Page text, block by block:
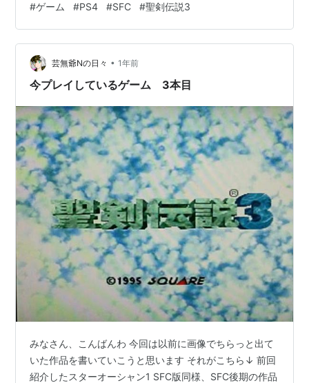
う当時としては少ないジャンル、 そういうこともあって
か結構戦闘システムとしてはガバガバな印象があります
前作の『聖剣伝説2』もそうでしたが、攻撃してもうまく
当たらないというか 攻撃ボタンを押してからのレスポン
スが悪いというかラグが酷いというか 戦闘中の移動も何
#ゲーム #PS4 #SFC #聖剣伝説3
芸無爺Nの日々 • 1年前
今プレイしているゲーム 3本目
みなさん、こんばんわ 今回は以前に画像でちらっと出て
いた作品を書いていこうと思います それがこちら↓ 前回
紹介したスターオーシャン1 SFC版同様、SFC後期の作品